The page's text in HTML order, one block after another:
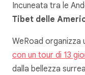
Incuneata tra le
Tibet delle
WeRoad organizza
con un tour di 13
dalla bellezza